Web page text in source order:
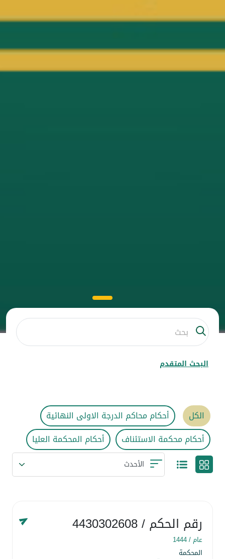
البحث المتقدم
الكل
أحكام محاكم الدرجة الاولى النهائية
أحكام محكمة الاستئناف
أحكام المحكمة العليا
رقم الحكم/ 4430302608
عام /1444
المحكمة